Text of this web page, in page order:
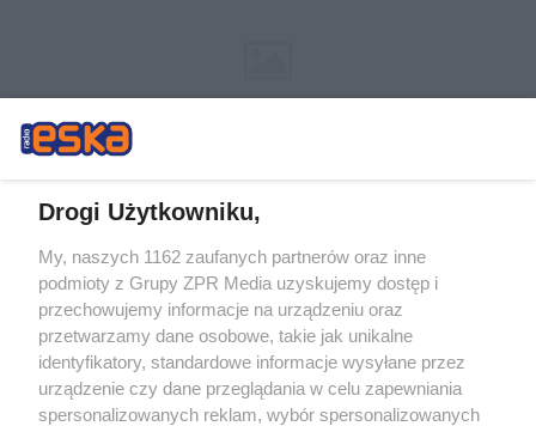
Żaden utwór zamieszczony w serwisie nie może być powielany i
rozpowszechniany lub dalej rozpowszechniany w jakikolwiek sposób (w
tym także elektroniczny lub mechaniczny) na jakimkolwiek polu
eksploatacji w jakiejkolwiek formie, włącznie z umieszczaniem w Internecie
bez pisemnej zgody właściciela praw. Jakiekolwiek użycie lub
wykorzystanie utworów w całości lub w części z naruszeniem prawa, tzn.
bez właściwej zgody, jest zabronione pod groźbą kary i może być ścigane
prawnie.
Drogi Użytkowniku,
My, naszych 1162 zaufanych partnerów oraz inne
podmioty z Grupy ZPR Media uzyskujemy dostęp i
przechowujemy informacje na urządzeniu oraz
przetwarzamy dane osobowe, takie jak unikalne
identyfikatory, standardowe informacje wysyłane przez
urządzenie czy dane przeglądania w celu zapewniania
spersonalizowanych reklam, wybór spersonalizowanych